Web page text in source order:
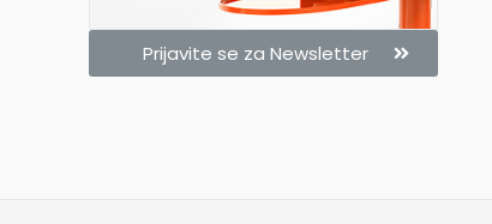
Prijavite se za Newsletter